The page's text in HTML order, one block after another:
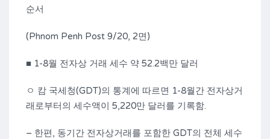
순서
(Phnom Penh Post 9/20, 2면)
■ 1-8월 전자상 거래 세수 약 52.2백만 달러
ㅇ 캄 국세청(GDT)의 통계에 따르면 1-8월간 전자상거
래로부터의 세수액이 5,220만 달러를 기록함.
– 한편, 동기간 전자상거래를 포함한 GDT의 전체 세수